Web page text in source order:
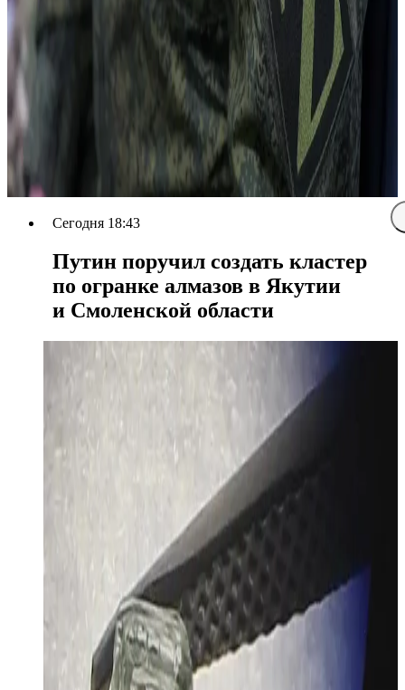
Сегодня 18:43
Путин поручил создать кластер
по огранке алмазов в Якутии
и Смоленской области